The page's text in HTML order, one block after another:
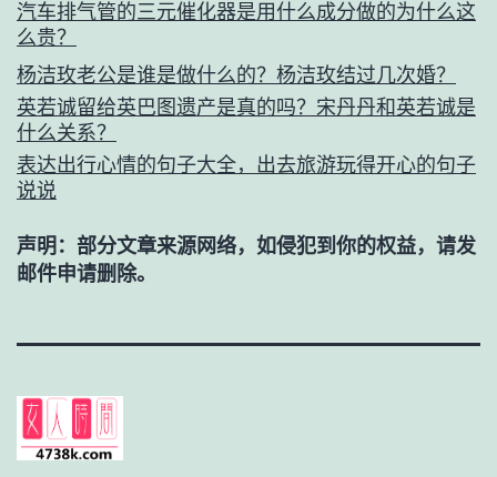
汽车排气管的三元催化器是用什么成分做的为什么这
么贵？
杨洁玫老公是谁是做什么的？杨洁玫结过几次婚？
英若诚留给英巴图遗产是真的吗？宋丹丹和英若诚是
什么关系？
表达出行心情的句子大全，出去旅游玩得开心的句子
说说
声明：部分文章来源网络，如侵犯到你的权益，请发
邮件申请删除。